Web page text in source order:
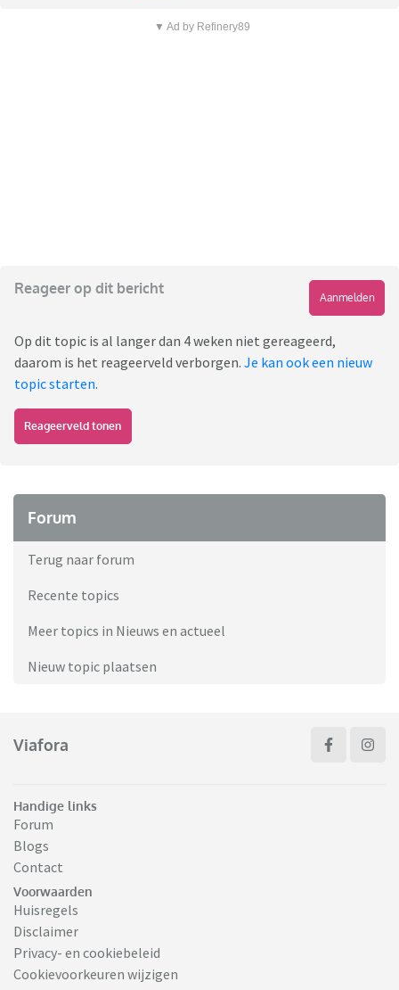
▼ Ad by Refinery89
Reageer op dit bericht
Aanmelden
Op dit topic is al langer dan 4 weken niet gereageerd,
daarom is het reageerveld verborgen. Je kan ook een nieuw
topic starten.
Reageerveld tonen
Forum
Terug naar forum
Recente topics
Meer topics in Nieuws en actueel
Nieuw topic plaatsen
Viafora
Handige links
Forum
Blogs
Contact
Voorwaarden
Huisregels
Disclaimer
Privacy- en cookiebeleid
Cookievoorkeuren wijzigen